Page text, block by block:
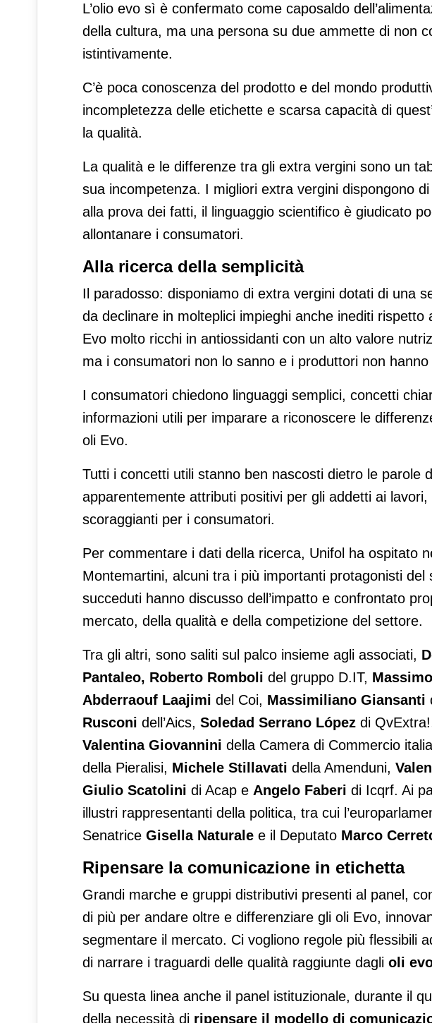
L’olio evo sì è confermato come caposaldo
della cultura, ma una persona su due ammette di non
istintivamente.
C’è poca conoscenza del prodotto e del mondo
incompletezza delle etichette e scarsa capacità di
la qualità.
La qualità e le differenze tra gli extra vergini sono un
sua incompetenza. I migliori extra vergini dispongono
alla prova dei fatti, il linguaggio scientifico è giudicato
allontanare i consumatori.
Alla ricerca della semplicità
Il paradosso: disponiamo di extra vergini dotati di una
da declinare in molteplici impieghi anche inediti
Evo molto ricchi in antiossidanti con un alto valore
ma i consumatori non lo sanno e i produttori non
I consumatori chiedono linguaggi semplici, concetti
informazioni utili per imparare a riconoscere le
oli Evo.
Tutti i concetti utili stanno ben nascosti dietro le parole
apparentemente attributi positivi per gli addetti ai
scoraggianti per i consumatori.
Per commentare i dati della ricerca, Unifol ha ospitato
Montemartini, alcuni tra i più importanti protagonisti
succeduti hanno discusso dell’impatto e confrontato
mercato, della qualità e della competizione del settore.
Tra gli altri, sono saliti sul palco insieme agli associati,
Pantaleo, Roberto Romboli del gruppo D.IT,
Abderraouf Laajimi del Coi, Massimiliano Giansanti
Rusconi dell’Aics, Soledad Serrano López di
Valentina Giovannini della Camera di Commercio
della Pieralisi, Michele Stillavati della Amenduni,
Giulio Scatolini di Acap e Angelo Faberi di Icqrf. Ai
illustri rappresentanti della politica, tra cui
Senatrice Gisella Naturale e il Deputato Marco
Ripensare la comunicazione in etichetta
Grandi marche e gruppi distributivi presenti al panel,
di più per andare oltre e differenziare gli oli Evo,
segmentare il mercato. Ci vogliono regole più flessibili
di narrare i traguardi delle qualità raggiunte dagli oli
Su questa linea anche il panel istituzionale, durante il
della necessità di ripensare il modello di